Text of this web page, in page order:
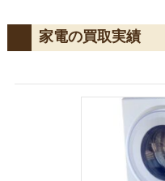
家電の買取実績